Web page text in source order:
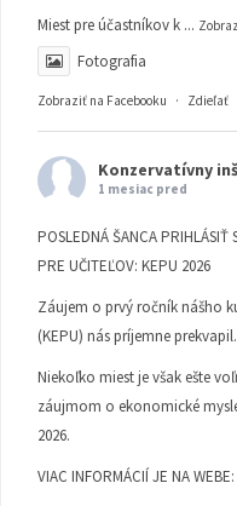
Miest pre účastníkov k ...
Fotografia
Zobraziť na Facebooku · Zdieľať
Konzervatívny
1 mesiac pred
POSLEDNÁ ŠANCA PRIHLÁSIŤ
PRE UČITEĽOV: KEPU 2026
Záujem o prvý ročník nášho
(KEPU) nás príjemne prekvapil.
Niekoľko miest je však ešte
záujmom o ekonomické
2026.
VIAC INFORMÁCIÍ JE NA WEBE: